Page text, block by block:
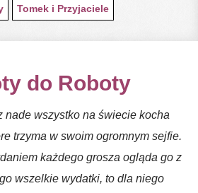
Tomek i Przyjaciele
do Roboty
nade wszystko na świecie kocha
trzyma w swoim ogromnym sejfie.
każdego grosza ogląda go z
wszelkie wydatki, to dla niego